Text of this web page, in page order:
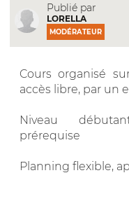
Publié par
LORELLA
MODÉRATEUR
Cours organisé
accès libre, par un
Niveau
prérequise
Planning flexible,